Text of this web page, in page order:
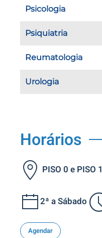
Psicologia
Psiquiatria
Reumatologia
Urologia
Horários
PISO 0 e PISO 1
2ª a Sábado
Agendar